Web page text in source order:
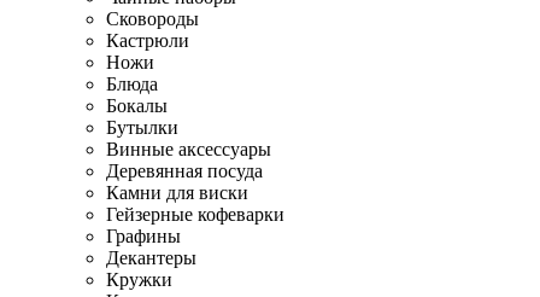
Сковороды
Кастрюли
Ножи
Блюда
Бокалы
Бутылки
Винные аксессуары
Деревянная посуда
Камни для виски
Гейзерные кофеварки
Графины
Декантеры
Кружки